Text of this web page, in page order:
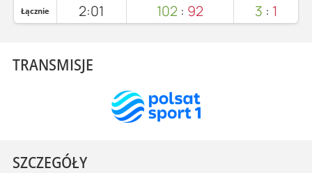
Łącznie 2:01 102 : 92 3 : 1
TRANSMISJE
SZCZEGÓŁY